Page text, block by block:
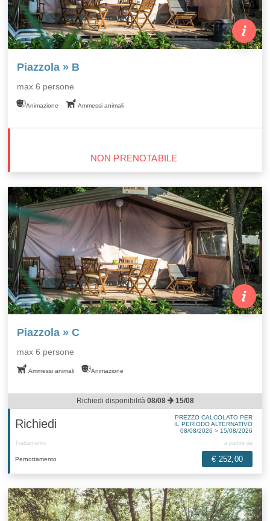
Piazzola » B
max 6 persone
Animazione Ammessi animali
NON PRENOTABILE
Piazzola » C
max 6 persone
Ammessi animali Animazione
Richiedi disponibilità 08/08 15/08
Richiedi
PREZZO CALCOLATO PER
IL PERIODO ALTERNATIVO
08/08/2026 > 15/08/2026
Trattamento a partire da
Pernottamento € 252,00